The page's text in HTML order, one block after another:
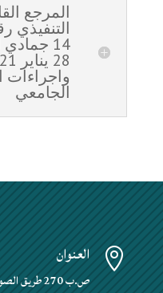
المرجع
واجراءات
الجامعي
 العنوان
ص.ب 270 طريق الصومعة البليدة